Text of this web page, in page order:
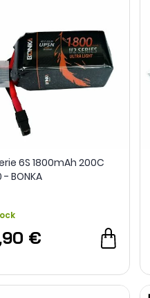
6S 1800mAh 200C
- BONKA
€